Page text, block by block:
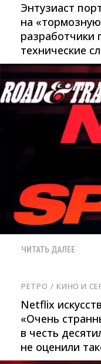
Энтузиаст
на
разработчики
технические
ЧИТАТЬ ДАЛЕЕ
РЕТРО / КИНО И
Netflix
«Очень
в честь
не оценили